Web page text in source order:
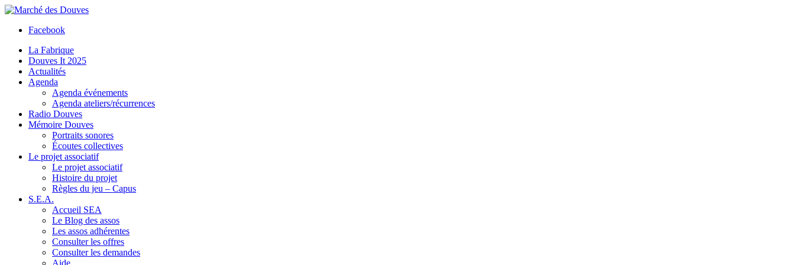
Facebook
La Fabrique
Douves It 2025
Actualités
Agenda
Agenda événements
Agenda ateliers/récurrences
Radio Douves
Mémoire Douves
Portraits sonores
Écoutes collectives
Le projet associatif
Le projet associatif
Histoire du projet
Règles du jeu – Capus
S.E.A.
Accueil SEA
Le Blog des assos
Les assos adhérentes
Consulter les offres
Consulter les demandes
Aide